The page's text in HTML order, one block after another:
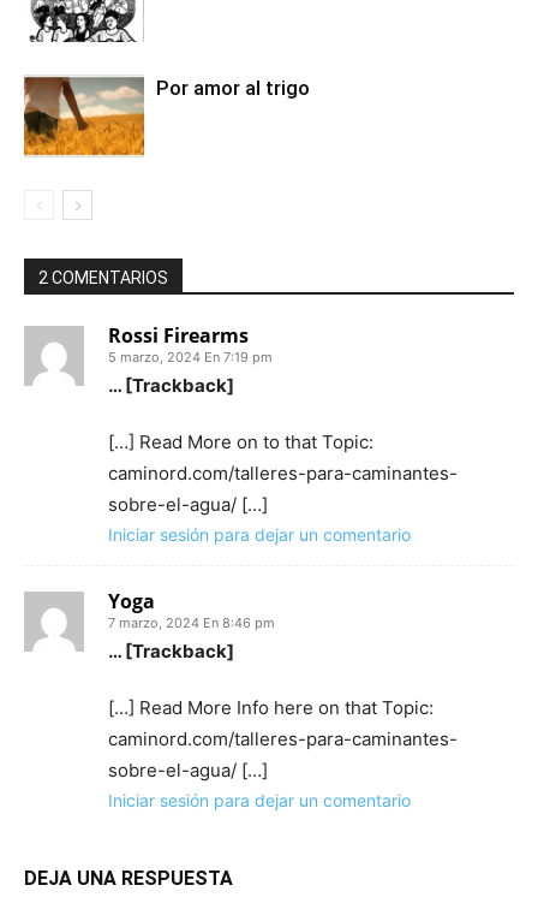
Por amor al trigo
2 COMENTARIOS
Rossi Firearms
5 marzo, 2024 En 7:19 pm
… [Trackback]
[…] Read More on to that Topic:
caminord.com/talleres-para-caminantes-
sobre-el-agua/ […]
Iniciar sesión para dejar un comentario
Yoga
7 marzo, 2024 En 8:46 pm
… [Trackback]
[…] Read More Info here on that Topic:
caminord.com/talleres-para-caminantes-
sobre-el-agua/ […]
Iniciar sesión para dejar un comentario
DEJA UNA RESPUESTA